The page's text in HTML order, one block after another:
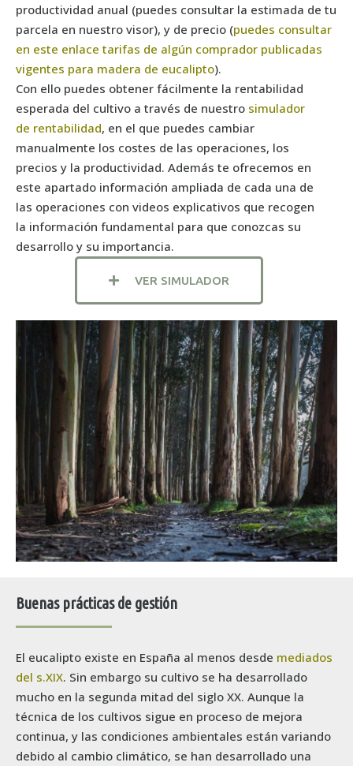
productividad anual (puedes consultar la estimada de tu
parcela en nuestro visor), y de precio (puedes consultar
en este enlace tarifas de algún comprador publicadas
vigentes para madera de eucalipto).
Con ello puedes obtener fácilmente la rentabilidad
esperada del cultivo a través de nuestro simulador
de rentabilidad, en el que puedes cambiar
manualmente los costes de las operaciones, los
precios y la productividad. Además te ofrecemos en
este apartado información ampliada de cada una de
las operaciones con videos explicativos que recogen
la información fundamental para que conozcas su
desarrollo y su importancia.
VER SIMULADOR
Buenas prácticas de gestión
El eucalipto existe en España al menos desde mediados
del s.XIX. Sin embargo su cultivo se ha desarrollado
mucho en la segunda mitad del siglo XX. Aunque la
técnica de los cultivos sigue en proceso de mejora
continua, y las condiciones ambientales están variando
debido al cambio climático, se han desarrollado una